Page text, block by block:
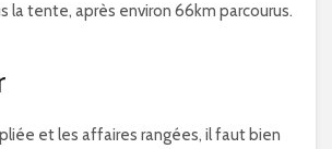
la tente, après environ 66km parcourus.
et les affaires rangées, il faut bien